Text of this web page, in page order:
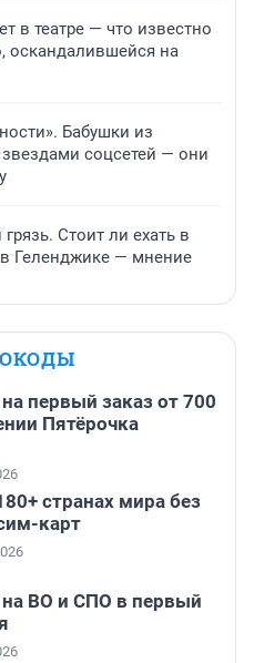
в театре — что известно
оскандалившейся на
Бабушки из
соцсетей — они
Стоит ли ехать в
Геленджике — мнение
первый заказ от 700
Пятёрочка
странах мира без
карт
на ВО и СПО в первый